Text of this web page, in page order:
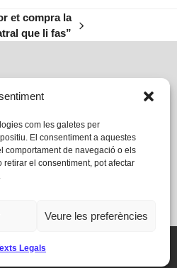
com les galetes per
El consentiment a aquestes
comportament de navegació o els
el consentiment, pot afectar
Veure les preferències
Legals
et compra la
que li fas”